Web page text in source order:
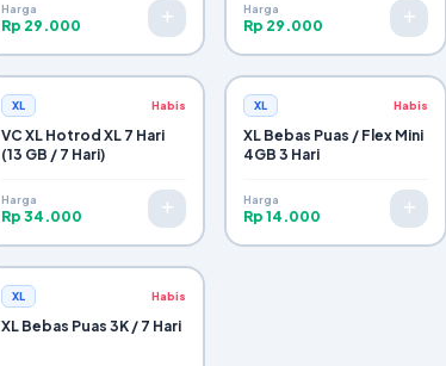
Harga
Rp 29.000
Harga
Rp 29.000
XL Habis
VC XL Hotrod XL 7 Hari
(13 GB / 7 Hari)
Harga
Rp 34.000
XL Habis
XL Bebas Puas / Flex Mini
4GB 3 Hari
Harga
Rp 14.000
XL Habis
XL Bebas Puas 3K / 7 Hari